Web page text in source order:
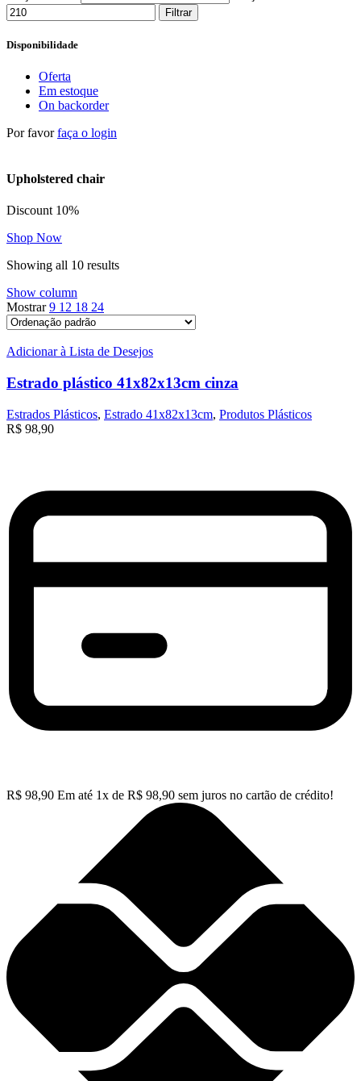
Filtrar
Disponibilidade
Oferta
Em estoque
On backorder
Por favorfaça o login
Upholstered chair
Discount 10%
Shop Now
Showing all 10 results
Show column
Mostrar9 12 18 24
Adicionar à Lista de Desejos
Estrado plástico 41x82x13cm cinza
Estrados Plásticos, Estrado 41x82x13cm, Produtos Plásticos
R$ 98,90
R$ 98,90 Em até 1x de R$ 98,90 sem juros no cartão de crédito!